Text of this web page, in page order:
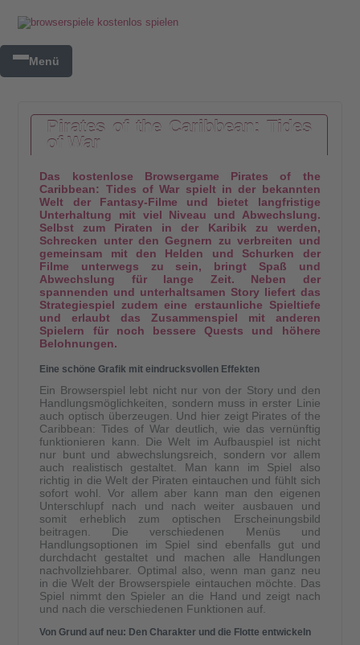
Menü
Pirates of the Caribbean: Tides
of War
Das kostenlose Browsergame Pirates of the
Caribbean: Tides of War spielt in der bekannten
Welt der Fantasy-Filme und bietet langfristige
Unterhaltung mit viel Niveau und Abwechslung.
Selbst zum Piraten in der Karibik zu werden,
Schrecken unter den Gegnern zu verbreiten und
gemeinsam mit den Helden und Schurken der
Filme unterwegs zu sein, bringt Spaß und
Abwechslung für lange Zeit. Neben der
spannenden und unterhaltsamen Story liefert das
Strategiespiel zudem eine erstaunliche Spieltiefe
und erlaubt das Zusammenspiel mit anderen
Spielern für noch bessere Quests und höhere
Belohnungen.
Eine schöne Grafik mit eindrucksvollen Effekten
Ein Browserspiel lebt nicht nur von der Story und den
Handlungsmöglichkeiten, sondern muss in erster Linie
auch optisch überzeugen. Und hier zeigt Pirates of the
Caribbean: Tides of War deutlich, wie das vernünftig
funktionieren kann. Die Welt im Aufbauspiel ist nicht
nur bunt und abwechslungsreich, sondern vor allem
auch realistisch gestaltet. Man kann im Spiel also
richtig in die Welt der Piraten eintauchen und fühlt sich
sofort wohl. Vor allem aber kann man den eigenen
Unterschlupf nach und nach weiter ausbauen und
somit erheblich zum optischen Erscheinungsbild
beitragen. Die verschiedenen Menüs und
Handlungsoptionen im Spiel sind ebenfalls gut und
durchdacht gestaltet und machen alle Handlungen
nachvollziehbarer. Optimal also, wenn man ganz neu
in die Welt der Browserspiele eintauchen möchte. Das
Spiel nimmt den Spieler an die Hand und zeigt nach
und nach die verschiedenen Funktionen auf.
Von Grund auf neu: Den Charakter und die Flotte entwickeln